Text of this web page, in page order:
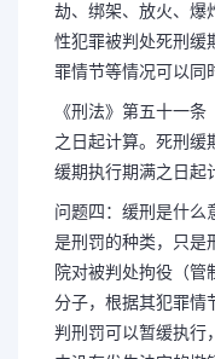
劫、绑架、放火、爆
性犯罪被判处死刑缓
罪情节等情况可以同
《刑法》第五十一
之日起计算。死刑缓
缓期执行期满之日起
问题四：缓刑是什么
是刑罚的种类，只是
院对被判处拘役（管
分子，根据其犯罪情
判刑罚可以暂缓执行